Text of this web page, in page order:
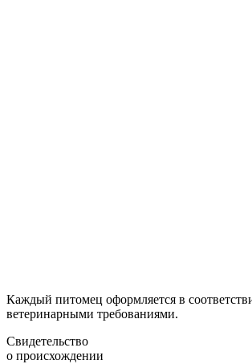
Каждый питомец оформляется в
ветеринарными требованиями.
Свидетельство
о происхождении